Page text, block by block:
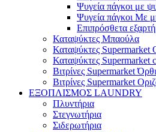
Ψυγεία πάγκοι με
Ψυγεία πάγκοι Με
Επιπρόσθετα
Καταψύκτες Μπαούλα
Καταψύκτες Supermarket
Καταψύκτες Supermarket
Βιτρίνες Supermarket
Βιτρίνες Supermarket
ΕΞΟΠΛΙΣΜΟΣ LAUNDRY
Πλυντήρια
Στεγνωτήρια
Σιδερωτήρια